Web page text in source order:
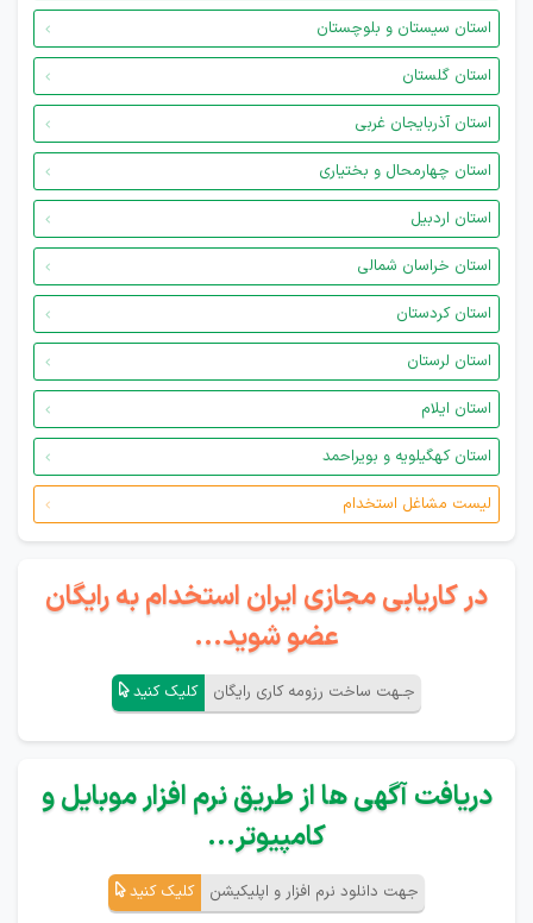
استان سیستان و بلوچستان
استان گلستان
استان آذربایجان غربی
استان چهارمحال و بختیاری
استان اردبیل
استان خراسان شمالی
استان کردستان
استان لرستان
استان ایلام
استان کهگیلویه و بویراحمد
لیست مشاغل استخدام
در کاریابی مجازی ایران استخدام به رایگان
عضو شوید...
جـهت ساخت رزومه کاری رایگان کلیک کنید
دریافت آگهی ها از طریق نرم افزار موبایل و
کامپیوتر...
جهت دانلود نرم افزار و اپلیکیشن کلیک کنید